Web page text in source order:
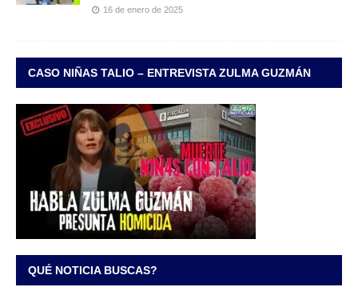
16 de enero de 2025
CASO NIÑAS TALIO – ENTREVISTA ZULMA GUZMÁN
QUÉ NOTICIA BUSCAS?